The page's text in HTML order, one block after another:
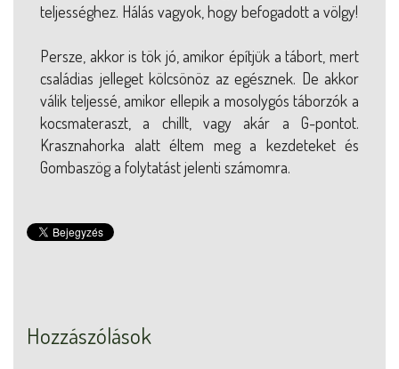
teljességhez. Hálás vagyok, hogy befogadott a völgy!
Persze, akkor is tök jó, amikor építjük a tábort, mert
családias jelleget kölcsönöz az egésznek. De akkor
válik teljessé, amikor ellepik a mosolygós táborzók a
kocsmateraszt, a chillt, vagy akár a G-pontot.
Krasznahorka alatt éltem meg a kezdeteket és
Gombaszög a folytatást jelenti számomra.
Hozzászólások